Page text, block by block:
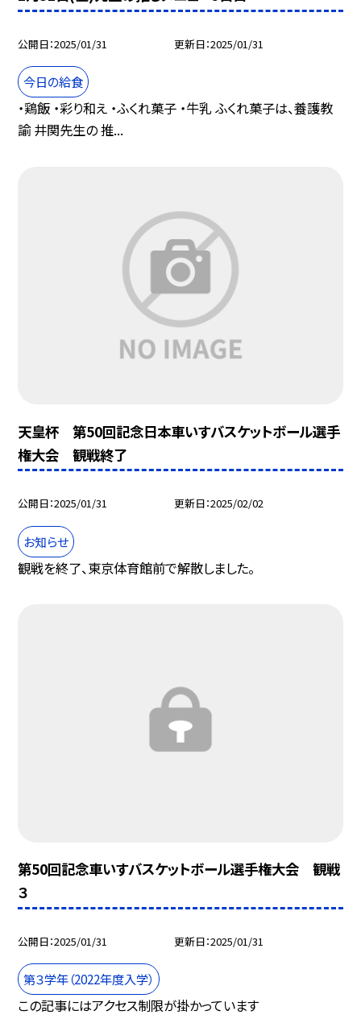
公開日 2025/01/31 更新日 2025/01/31
今日の給食
・鶏飯 ・彩り和え ・ふくれ菓子 ・牛乳 ふくれ菓子は、養護教
諭 井関先生の 推...
天皇杯 第50回記念日本車いすバスケットボール選手
権大会 観戦終了
公開日 2025/01/31 更新日 2025/02/02
お知らせ
観戦を終了、東京体育館前で解散しました。
第50回記念車いすバスケットボール選手権大会 観戦
３
公開日 2025/01/31 更新日 2025/01/31
第３学年（2022年度入学）
この記事にはアクセス制限が掛かっています